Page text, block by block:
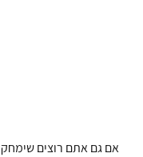
אם גם אתם רוצים